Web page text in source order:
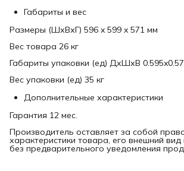
Габариты и вес
Размеры (ШхВхГ) 596 x 599 x 571 мм
Вес товара 26 кг
Габариты упаковки (ед) ДхШхВ
Вес упаковки (ед) 35 кг
Дополнительные характеристики
Гарантия 12 мес.
Производитель оставляет за собой
характеристики товара, его внешний вид
без предварительного уведомления